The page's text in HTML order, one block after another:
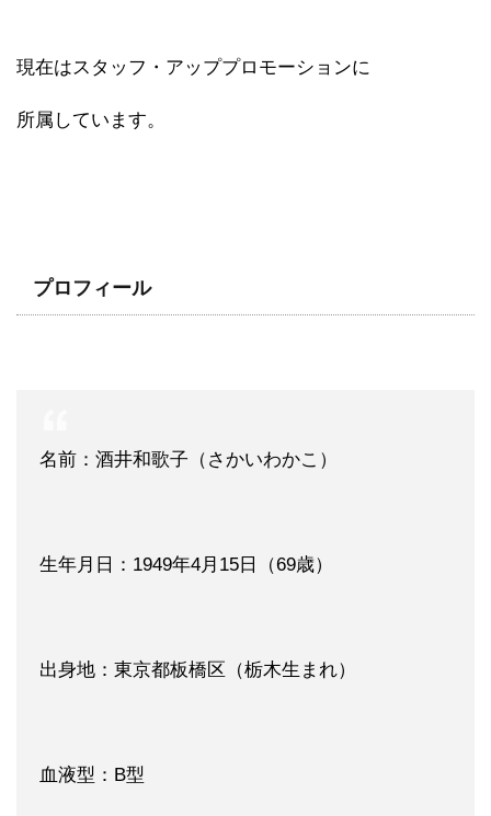
現在はスタッフ・アッププロモーションに
所属しています。
プロフィール
名前：酒井和歌子（さかいわかこ）
生年月日：1949年4月15日（69歳）
出身地：東京都板橋区（栃木生まれ）
血液型：B型